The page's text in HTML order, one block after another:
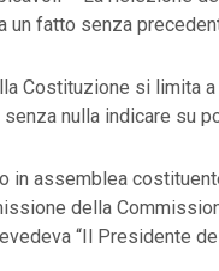
un fatto senza
Costituzione si limita
senza nulla indicare su
in assemblea
della
“Il Presidente